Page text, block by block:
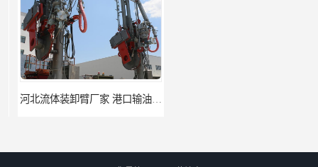
河北流体装卸臂厂家 港口输油臂 节能环保